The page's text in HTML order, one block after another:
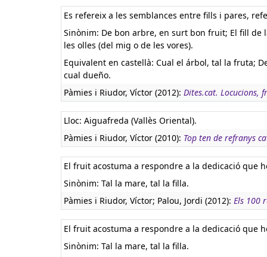
Es refereix a les semblances entre fills i pares,
Sinònim: De bon arbre, en surt bon fruit; El fill de
les olles (del mig o de les vores).
Equivalent en castellà: Cual el árbol, tal la fruta;
cual dueño.
Pàmies i Riudor, Víctor (2012): Dites.cat. Locucions,
Lloc: Aiguafreda (Vallès Oriental).
Pàmies i Riudor, Víctor (2010): Top ten de refranys
El fruit acostuma a respondre a la dedicació que
Sinònim: Tal la mare, tal la filla.
Pàmies i Riudor, Víctor; Palou, Jordi (2012): Els 100
El fruit acostuma a respondre a la dedicació que
Sinònim: Tal la mare, tal la filla.